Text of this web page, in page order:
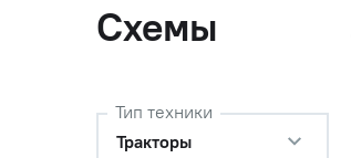
Схемы
Тип техники
Тракторы